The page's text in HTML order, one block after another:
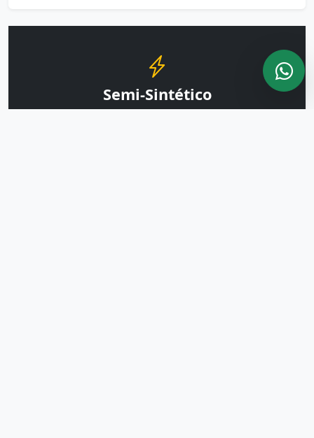
Semi-Sintético